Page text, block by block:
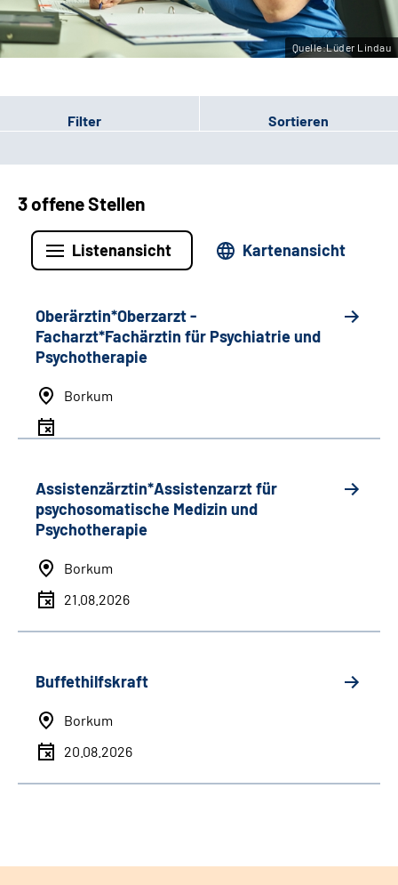
Gebärdensprache
Quelle:Lüder Lindau
Filter Sortieren
3 offene Stellen
Listenansicht Kartenansicht
Oberärztin*Oberzarzt -
Facharzt*Fachärztin für Psychiatrie und
Psychotherapie
Borkum
Assistenzärztin*Assistenzarzt für
psychosomatische Medizin und
Psychotherapie
Borkum
21.08.2026
Buffethilfskraft
Borkum
20.08.2026